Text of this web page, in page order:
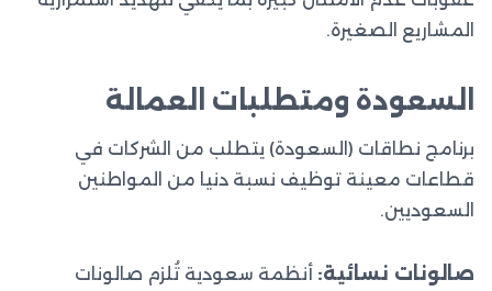
المشاريع الصغيرة.
السعودة ومتطلبات العمالة
برنامج نطاقات (السعودة) يتطلب من الشركات في
قطاعات معينة توظيف نسبة دنيا من المواطنين
السعوديين.
صالونات نسائية: أنظمة سعودية تُلزم صالونات